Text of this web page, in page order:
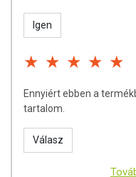
Igen
Ennyiért ebben a
tartalom.
Válasz